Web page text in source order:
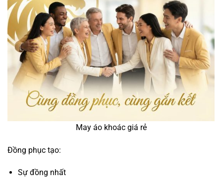
May áo khoác giá rẻ
Đồng phục tạo:
Sự đồng nhất